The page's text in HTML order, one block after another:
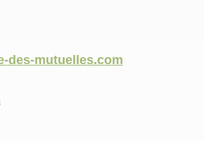
des-mutuelles.com